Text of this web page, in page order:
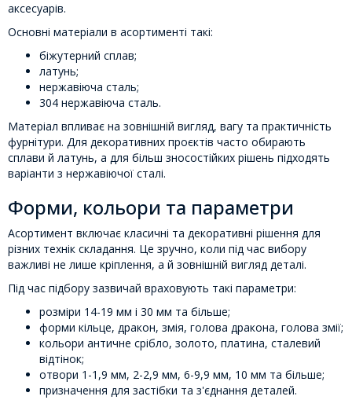
аксесуарів.
Основні матеріали в асортименті такі:
біжутерний сплав;
латунь;
нержавіюча сталь;
304 нержавіюча сталь.
Матеріал впливає на зовнішній вигляд, вагу та практичність
фурнітури. Для декоративних проєктів часто обирають
сплави й латунь, а для більш зносостійких рішень підходять
варіанти з нержавіючої сталі.
Форми, кольори та параметри
Асортимент включає класичні та декоративні рішення для
різних технік складання. Це зручно, коли під час вибору
важливі не лише кріплення, а й зовнішній вигляд деталі.
Під час підбору зазвичай враховують такі параметри:
розміри 14-19 мм і 30 мм та більше;
форми кільце, дракон, змія, голова дракона, голова змії;
кольори античне срібло, золото, платина, сталевий
відтінок;
отвори 1-1,9 мм, 2-2,9 мм, 6-9,9 мм, 10 мм та більше;
призначення для застібки та з'єднання деталей.